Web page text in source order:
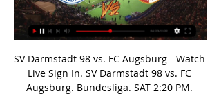
SV Darmstadt 98 vs. FC Augsburg - Watch Live Sign In. SV Darmstadt 98 vs. FC Augsburg. Bundesliga. SAT 2:20 PM. Darmstadt 98 vs. Augsburg. Bundesliga · Merck-Stadion am Bollenfalltor. Other Games. LIVE.

Viele Vereine haben so ihre Probleme. Hier und da macht man sich Sorgen um die Zukunft. Der TSV Zarpen will jetzt eine Zukunftskonferenz durchführen, um sich für die nächsten Jahre richtig aufzustellen. Den Plänen und Konzepten sollten auch Taten folgen. Hier der Bericht des Vereins zu der Idee der Zukunftskonferenz: Aufgrund der.

Darmstadt 98 vs. Borussia Mönchengladbach - Fußball Fußball heute live im TV und LIVE-STREAM: Darmstadt 98 vs. Borussia Augsburg retten können. Nach Pleiten gegen Leverkusen und Bayern München rechnet sich ...

Die Panther sind auf dem besten Wege, ihre Serie von sieben Pleiten in Folge zu beenden und führen nach 40 Minuten völlig verdient mit 3:1 gegen die Iserlohn Roosters. Die Gastgeber erspielten.

Der FC Thun hat dem elffachen ukrainischen Meister Dynamo Kiew im Hinspiel der 2. Qualifikationsrunde zur Champions League auswärts überraschend ein 2:2-Unentschieden abgerungen.

Live Ticker Ungarn U17 - Polen U17 Europameisterschaft U17, QF (F) - Statistiken, videos in echtzeit und Ungarn U17 - Polen U17 live ergebnis 8 Oktober 2019.

Wacker Innsbruck gegen FC Juniors OÖ Live-Ticker (und kostenlos Übertragung Video Live-Stream sehen im Internet) startet am 16.8.2019. um 17:10 (UTC Zeitzone) …

Herzlich willkommen bei Bächli Bergsport in St. Gallen. Auf 1‘700 m2 finden Sie hier die grösste Auswahl an Bergsportartikeln der Region. Wir bieten alles rund um Fels, Schnee und Eis – für Genusswanderungen genauso wie für Expeditionen.

MCU-Filme nach Erscheinen [Liste 1] Möglichkeit 1: Man schaut alle Marvel-Filme chronologisch geordnet nach dem ursprünglichen Kinostart an. Da dies die Reihenfolge ist, in der die Geschichten.

Bundesliga live im Ticker: SV Darmstadt 98 gegen FC vor 16 Stunden — gegen FC Augsburg im Liveticker am Samstag ab 15:30 Uhr | 24. Handball WMAustralian OpenSnooker Live StreamFormel 1 NewsWintersport NewsSki ...

Einige sehr professionelle Online Wettanbieter zeigen kostenlos Live Übertragungen von vielen Top Fussball Spielen (Fussball Live Streams) und anderen Sport Events. Bwin. Galatasaray - Real Madrid, Atletico Madrid - Leverkusen, Inter Mailand - Dortmund, Red Bull Salzburg - Neapel, RB Leipzig - Zenit St. Petersburg, Ajax.

Hier finden Sie das passende Tagungshotel, Seminarhotel oder Konferenzhotel für Ihr Meeting, Ihre Schulung, Tagung oder sonstige Veranstaltung. Über 10.000 Tagungshotels in Deutschland, Österreich, Schweiz und Spanien sind in unserer Tagungshotel Datenbank gelistet.

Kreuzvergleich Hamburger SV und SSV Jahn Regensburg Direkter Vergleich der Spiele von Hamburger SV und SSV Jahn Regensburg aus den letzten Spielen und deren Ergebnisse und Tore beider Teams gegen gemeinsame Gegner. Hierbei werden im Kreuzvergleich die Partien gezeigt, wobei die beiden Vereine zuletzt auf die gleichen Gegner trafen. So lassen.

(33) Spiel um Platz 5 - Neunmeterschießen: Red Bull Salzburg vs. FC Augsburg (32) Halbfinale: Bayer Leverkusen vs. 1. FSV Mainz 05 (31) Halbfinale: FC Schalke 04 vs. SK Rapid Wien (29) FC Basel vs. SK Rapid Wien

Straubing Tigers - Iserlohn Roosters Spiel Ergebnis und Tore Das Team Straubing Tigers hat das Spiel gegen Iserlohn Roosters mit 2 : 1 (0 : 0) (0 : 0) (2 : 1) gewonnen. Das Eishockey Spiel fand am 11.09.2015, 19:30 Uhr im Rahmen der der Liga DEL statt. Es war Teil der Spiele vom 1. Spieltag der DEL Saison.

Skispringen live: Ende November beginnt der Skisprung-Weltcup 2019/2020. Hier lesen Sie alle Infos rund um die Termine zur Live-Übertragung im TV und Stream.

(liveübertragung***) Darmstadt gegen Augsburg im (liveübertragung***) Darmstadt gegen Augsburg im internet SV Darmstadt 98 - FC Augsburg im Live-Stream und TV 2 März 2024. vor 13 Stunden — Spieltag für den ...

Bundesliga live hören SV Darmstadt 98 gegen FC Augsburg 24. Spieltag: Anpfiff des Spiels ist am 02.03.2024 um 15:30 Uhr. FC Augsburg spielt in Darmstadt. Dieser Audiostream ist ab dem 02.03.2024 um 06:20 Uhr ...

In der Preseason geht es bekanntlich nicht um Titel oder Siege um jeden Preis, sondern vielmehr um Erkenntnisse und technisch-taktische Fortschritte. Dennoch ist sie der kalendarische Beweis dafür, dass der (meist zu lange) Sommer endlich passé ist. Aus Sicht der Telekom Baskets Bonn kommt der anstehende „Gezeiten Haus Cup“ bei den.

Die Innsbrucker Haie wollen nach dem durchwachsenen Saisonstart und der Niederlage gegen Dornbirn im Heimspiel gegen Orli Znojmo zurückschlagen. Die Enttäuschung nach der Auftaktniederlage gegen den EC Dornbirn saß bei den Haien rund um Trainer Rob Pallin tief. Schließlich verpassten die Tiroler

Fußball live | Bundesliga | SV Darmstadt 98 - FC Augsburg Alle Live-Übertragungen · TV · HD-TV · Internet (Livestream) · (Web-)Radio · Smartphone / Tablet · Set-Top-Box / Stick / Konsole · Smart TV.

Bundesliga FC Augsburg gegen SV Darmstadt 98 Liveticker Torlos gehen wir im Spiel Augsburg gegen Darmstadt in die Katakomben. Es ist Ab 15:30 Uhr sind wir live mit dabei! Aktuelle Spiele. 07.10.2023 18:30.

A-Junioren-Bundesliga 2019: Alle Teams im Überblick. Die souveränste Endrunden-Qualifikation gelang in dieser Saison dem VfL Wolfsburg, der sich mit einem Vorsprung von zehn Punkten gegen die.

An der Tabellensituation hat sich mit dem heutigen Ergebnis nichts verändert. Hertha muss sich weiter strecken, Wolfsburg eigentlich schon ziemlich sicher in der Champions League. Das war's vom 22. Spieltag der Bundesliga, doch Fußball gibt es heute trotzdem noch. Ab 21 Uhr wechseln wir nach Spaniern. Hier im Ticker gibt es das nächste Spiel.

Darmstadt 98 gegen FC Augsburg im Live-Stream SV vor 4 Stunden — 07.08.2023 — Der SC Darmstadt 98 bestreitet heute ein Testspiel gegen den FC Liverpool. Wo Ihr das Duell live im Free-TV und im Livestream ...

Geschichte 1954 bis 1975. Der internationale Violinwettbewerb Premio Paganini wurde erstmals im Jahr 1954 unter der künstlerischen Leitung des Musikers und Komponisten Luigi Cortese durchgeführt. Die Ziele der Veranstalter waren, im Geburtsort Paganinis eine prestigeträchtige internationale Veranstaltung zu schaffen und junge Geigentalente.

Lieberknecht vor dem Spiel von Darmstadt gegen Augsburg vor 1 Tag — TV-Livestream starten · Fußball · Übersicht · Videos · Ergebnisse · Spielplan Streamtyp LIVE. Zur Live-Übertragung wechseln. Aktuell wird es ...

Im letzten Jahr sicherte sich der FC St. Gallen zum ersten Mal seit dem Einzug in die Gruppenphase 2013 die Teilnahme an der zweiten Qualifikationsrunde zur Europa League. Trotz dem sportlichen Scheitern am norwegischen Vertreter aus Sarpsborg war vor allem das Auswärtsspiel auch für die Fan

Darmstadt 98 gegen FC Augsburg im Live-Stream 07.10.2023 — Liga heute: Wo wird FCA gegen D98 im TV & Stream übertragen? Klicken Sie auf den Link, um zum Liveticker zu gelangen: FC Augsburg gegen SV ...

Vorhersagen und Statistiken des Fußballspiels Wolfsberger AC - Sturm Graz von Österreich Bundesliga der 29/10/2017. Auch erhältlich alle Vorhersagen des Ligatages Österreich Bundesliga

Iserlohn Roosters verlieren gegen Straubing Tigers Veröffentlicht: Montag, 16.09.2019 06:06 Auch am zweiten Spieltag in der Deutschen Eishockey Liga mussten die …

(Straubing Tigers, 2003–2005, Sturm) Der gebürtige Straubinger spielte für den EV Landshut in der Bundesliga sowie in der DEL für die Kölner Haie, mit denen er 1995 Deutscher Meister wurde, die Revierlöwen Oberhausen und die Nürnberg Ice Tigers. Seine Karriere beendete der ehemalige Nationalspieler 2005 bei seinem Heimatverein in Straubing.

Sehen Sie sich das Profil von Esteban Federico Etcheverry auf LinkedIn an, dem weltweit größten beruflichen Netzwerk. 6 Jobs sind im Profil von Esteban Federico Etcheverry aufgelistet. Sehen Sie sich auf LinkedIn das vollständige Profil an. Erfahren Sie mehr über die Kontakte von Esteban Federico Etcheverry und über Jobs bei ähnlichen.

Ihr Partner für internationales Hochschulmarketing. Mit seiner Marketing-Expertise, seinem weltweiten Netzwerk und breiten Portfolio an Kommunikations-instrumenten unterstützt das Konsortium GATE-Germany deutsche Hochschulen dabei, sich international zu positionieren.

Hart im Nehmen, fair im Umgang – Graz 99ers. Warum wir die Graz 99ers unterstützen? Da gibt es viele Gründe: Haben Sie sich schon einmal mit Eishockey beschäftigt? Schnelligkeit – im schnellsten Mannschaftssport der Welt verändern sich Spielsituationen blitzartig. Fast wie im Leben. Darauf die richtige Antwort zu finden, ist unsere.

Dünner und Forrer zu den SCRJ Lakers. Die SC Rapperswil-Jona Lakers verpflichten für die kommenden Saisons die Stürmer Sandro Forrer von Fribourg Gottéron und Nico Dünner vom SC Langenthal. Mit... 21.01.2019 | 13:58

Diese Menschen leben von dem, was sie dem ausgelaugten Boden abringen können. Haben sie das Wetter gegen sich, kann sie nichts vor dem Verhungern retten.“ Die letzte große Hungersnot vor der Gründung der Volksrepublik China war 1943 in Henan mit geschätzten 5 Millionen Toten. Es folgten 1946 bis 1948 kleinere Hungersnöte.

Eintracht Frankfurt hat alles gegeben, wir haben alles probiert, das ist okay für uns. Wir sind immer noch am Leben, im Rückspiel können wir etwas erreichen. Schade, dass wir kurz vor der Pause.

Regensburg - Der SSV Jahn Regensburg machte den Durchmarsch in die Zweite Bundesliga perfekt. Bis tief in die Nacht feierte die Mannschaft von Trainer Heiko Herrlich nach dem Erfolg den 2:0.

23.10.2019 - Mit der Umstellung auf die Winterzeit vom 26. auf den 27. Oktober 2019 tritt am Flughafen Zürich der neue Winterflugplan in Kraft. Dieser gilt bis und mit 28. März 2020. Zudem gelten auf den Zuschauerterrassen die Winteröffnungszeiten sowie das Winter-Rundfahrtenangebot. Weiterlesen

Alle Spiele zwischen Sandnes Ulf und Sogndal IL sowie eine Formanalyse der letzten Spiele untereinander. Darstellung der Heimbilanz von Sandnes Ulf gege